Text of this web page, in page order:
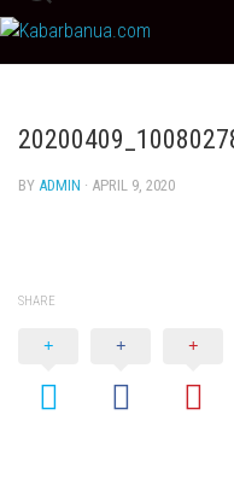
Skip
to
content
BY ADMIN · APRIL 9, 2020
SHARE